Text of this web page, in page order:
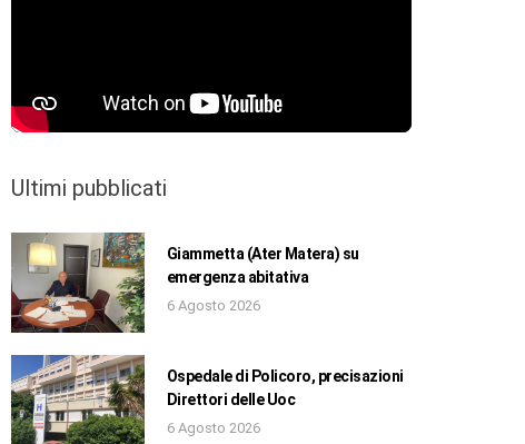
Ultimi pubblicati
Giammetta (Ater Matera) su
emergenza abitativa
6 Agosto 2026
Ospedale di Policoro, precisazioni
Direttori delle Uoc
6 Agosto 2026